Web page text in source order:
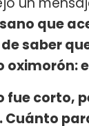
que
saber
oximorón:
fue corto,